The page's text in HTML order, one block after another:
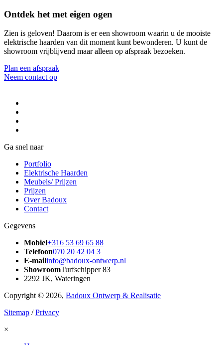
Ontdek het met eigen ogen
Zien is geloven! Daarom is er een showroom waarin u de mooiste
elektrische haarden van dit moment kunt bewonderen. U kunt de
showroom vrijblijvend maar alleen op afspraak bezoeken.
Plan een afspraak
Neem contact op
Ga snel naar
Portfolio
Elektrische Haarden
Meubels/ Prijzen
Prijzen
Over Badoux
Contact
Gegevens
Mobiel+316 53 69 65 88
Telefoon070 20 42 04 3
E-mailinfo@badoux-ontwerp.nl
ShowroomTurfschipper 83
2292 JK, Wateringen
Copyright © 2026, Badoux Ontwerp & Realisatie
Sitemap /Privacy
×